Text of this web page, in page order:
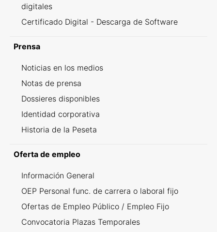
digitales
Certificado Digital - Descarga de Software
Prensa
Noticias en los medios
Notas de prensa
Dossieres disponibles
Identidad corporativa
Historia de la Peseta
Oferta de empleo
Información General
OEP Personal func. de carrera o laboral fijo
Ofertas de Empleo Público / Empleo Fijo
Convocatoria Plazas Temporales